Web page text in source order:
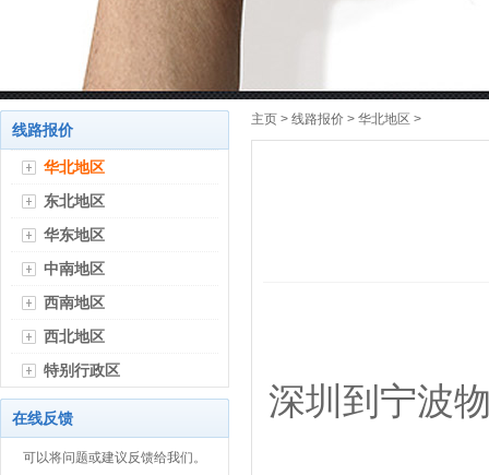
线路报价
华北地区
东北地区
华东地区
中南地区
西南地区
西北地区
特别行政区
在线反馈
可以将问题或建议反馈给我们。
主页 > 线路报价 > 华北地区 >
深圳到宁波